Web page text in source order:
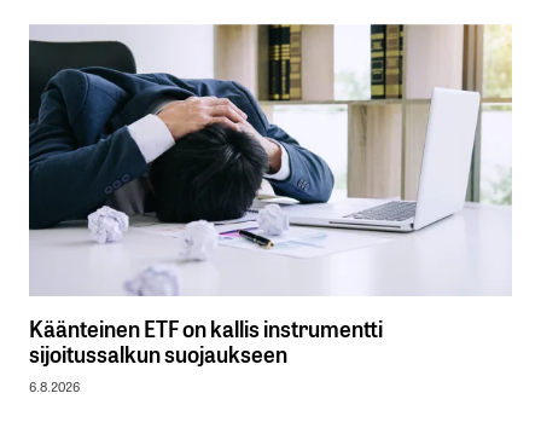
Käänteinen ETF on kallis instrumentti
sijoitussalkun suojaukseen
6.8.2026